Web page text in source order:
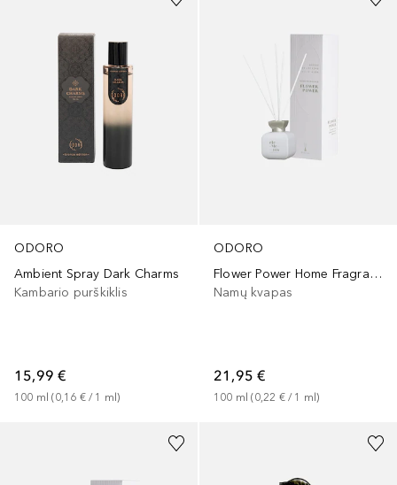
ODORO
Ambient Spray Dark Charms
Kambario purškiklis
15,99 €
100 ml (0,16 € / 1 ml)
ODORO
Flower Power Home Fragrance
Namų kvapas
21,95 €
100 ml (0,22 € / 1 ml)